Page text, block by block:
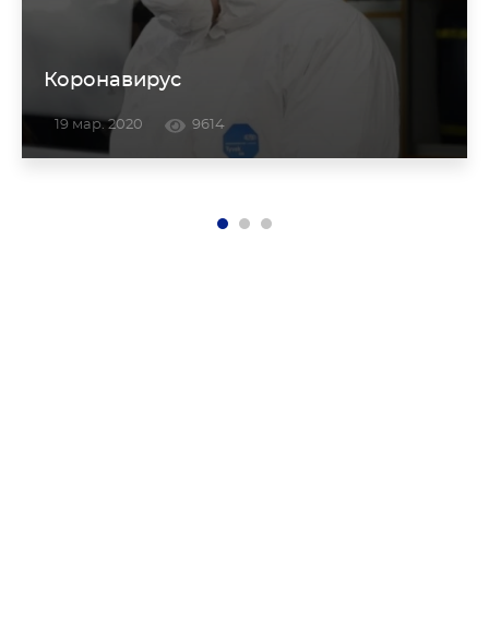
Коронавирус
19 мар. 2020 9614